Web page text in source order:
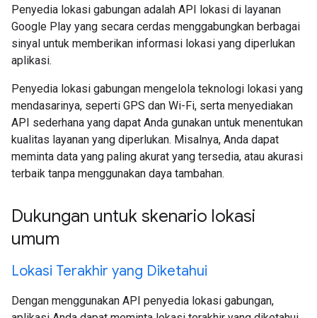
Penyedia lokasi gabungan adalah API lokasi di layanan
Google Play yang secara cerdas menggabungkan berbagai
sinyal untuk memberikan informasi lokasi yang diperlukan
aplikasi.
Penyedia lokasi gabungan mengelola teknologi lokasi yang
mendasarinya, seperti GPS dan Wi-Fi, serta menyediakan
API sederhana yang dapat Anda gunakan untuk menentukan
kualitas layanan yang diperlukan. Misalnya, Anda dapat
meminta data yang paling akurat yang tersedia, atau akurasi
terbaik tanpa menggunakan daya tambahan.
Dukungan untuk skenario lokasi
umum
Lokasi Terakhir yang Diketahui
Dengan menggunakan API penyedia lokasi gabungan,